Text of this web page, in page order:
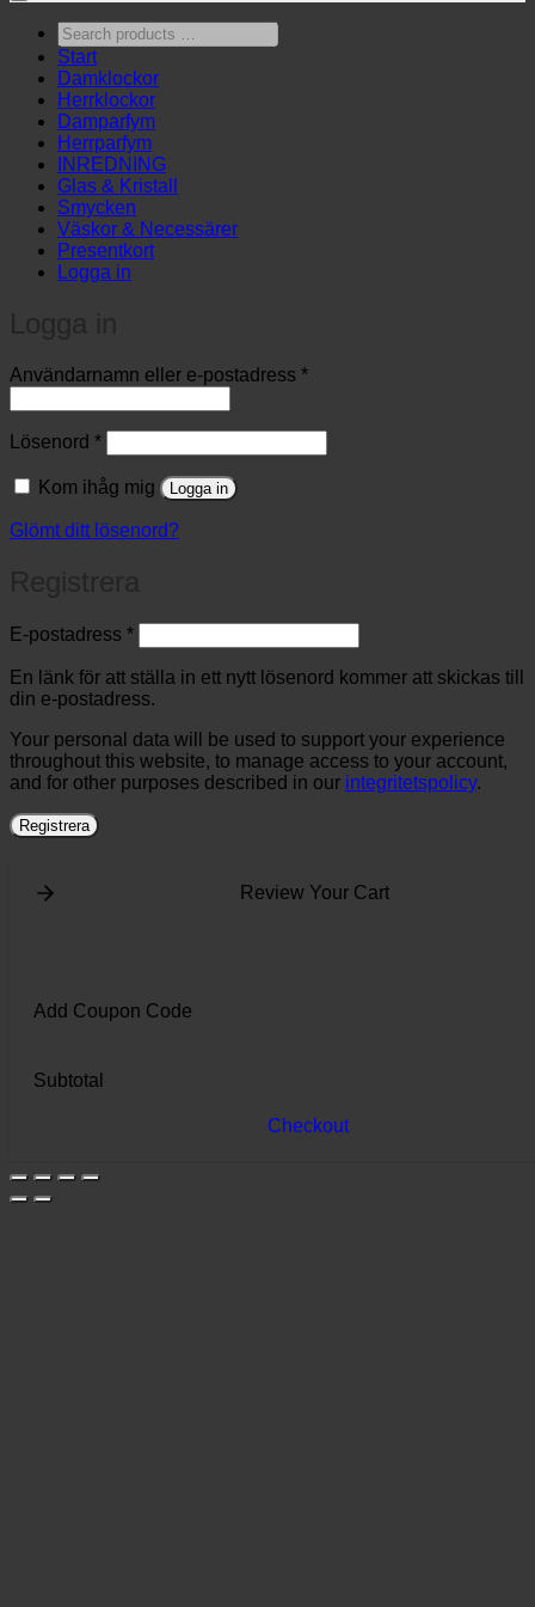
Search
products
…
Start
Damklockor
Herrklockor
Damparfym
Herrparfym
INREDNING
Glas & Kristall
Smycken
Väskor & Necessärer
Presentkort
Logga in
Användarnamn eller e-postadress *Obligatoriskt
Lösenord *Obligatoriskt
Kom ihåg mig Logga in
Glömt ditt lösenord?
E-postadress *Obligatoriskt
En länk för att ställa in ett nytt lösenord kommer att skickas till
din e-postadress.
Your personal data will be used to support your experience
throughout this website, to manage access to your account,
and for other purposes described in our integritetspolicy.
Registrera
Review Your Cart
Add Coupon Code
Subtotal
Checkout